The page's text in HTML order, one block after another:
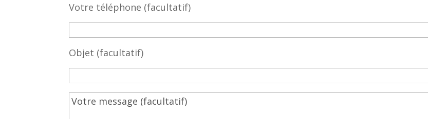
Votre téléphone (facultatif)
Objet (facultatif)